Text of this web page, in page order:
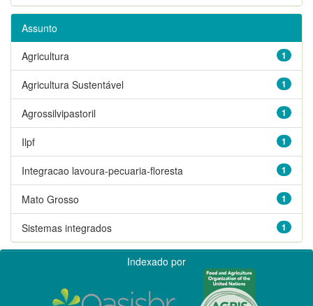
Assunto
1
Agricultura
1
Agricultura Sustentável
1
Agrossilvipastoril
1
Ilpf
1
Integracao lavoura-pecuaria-floresta
1
Mato Grosso
1
Sistemas integrados
Indexado por